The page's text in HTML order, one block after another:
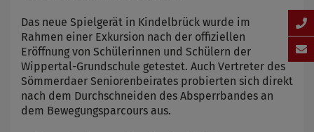
Das neue Spielgerät in Kindelbrück wurde im
Rahmen einer Exkursion nach der offiziellen
Eröffnung von Schülerinnen und Schülern der
Wippertal-Grundschule getestet. Auch Vertreter des
Sömmerdaer Seniorenbeirates probierten sich direkt
nach dem Durchschneiden des Absperrbandes an
dem Bewegungsparcours aus.